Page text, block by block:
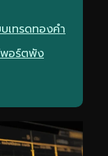
เทรดทองคำ
อร์ตพัง